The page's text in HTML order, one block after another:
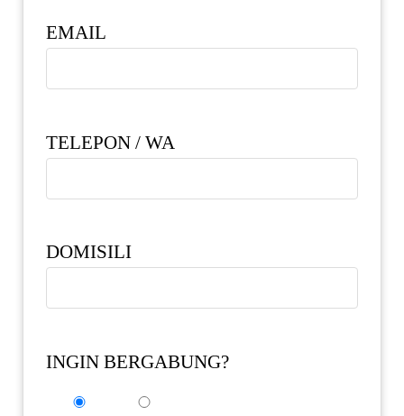
EMAIL
TELEPON / WA
DOMISILI
INGIN BERGABUNG?